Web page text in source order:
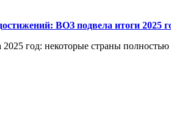
ВОЗ подвела итоги 2025
год: некоторые страны